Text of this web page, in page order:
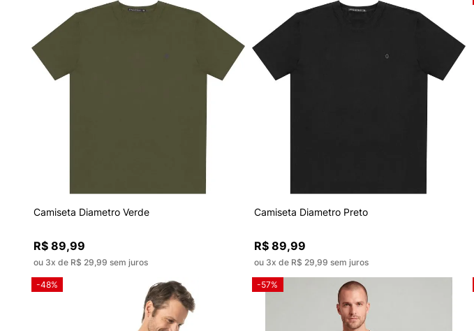
Camiseta Diametro Verde
R$ 89,99
ou 3x de R$ 29,99 sem juros
Camiseta Diametro Preto
R$ 89,99
ou 3x de R$ 29,99 sem juros
-48% -57%